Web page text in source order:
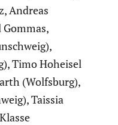
Andreas
Timo Hoheisel
(Wolfsburg),
Taissia